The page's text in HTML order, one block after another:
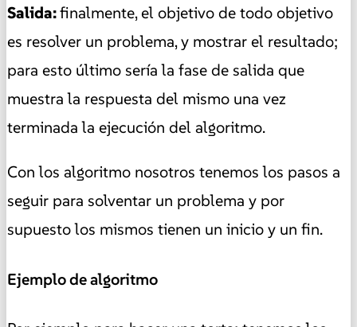
Salida:finalmente, el objetivo de todo objetivo
es resolver un problema, y mostrar el resultado;
para esto último sería la fase de salida que
muestra la respuesta del mismo una vez
terminada la ejecución del algoritmo.
Con los algoritmo nosotros tenemos los pasos a
seguir para solventar un problema y por
supuesto los mismos tienen un inicio y un fin.
Ejemplo de algoritmo